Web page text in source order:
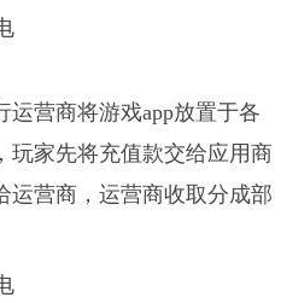
营商将游戏app放置于各
玩家先将充值款交给应用商
运营商，运营商收取分成部